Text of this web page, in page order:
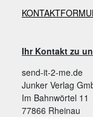
Ihr Kontakt zu
send-it-2-me.de
Junker Verlag
Im Bahnwörtel 11
77866 Rheinau